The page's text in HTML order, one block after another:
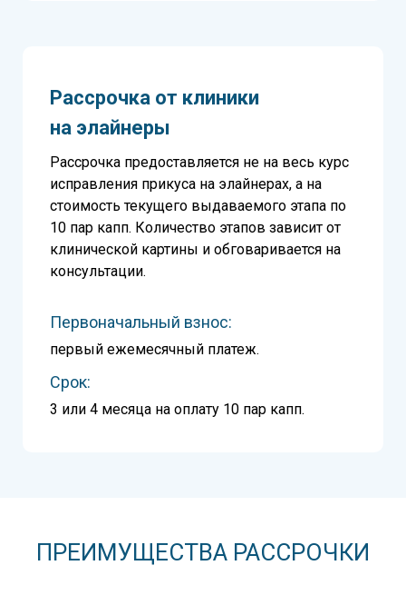
Рассрочка от клиники
на элайнеры
Рассрочка предоставляется не на весь курс
исправления прикуса на элайнерах, а на
стоимость текущего выдаваемого этапа по
10 пар капп. Количество этапов зависит от
клинической картины и обговаривается на
консультации.
Первоначальный взнос:
первый ежемесячный платеж.
Срок:
3 или 4 месяца на оплату 10 пар капп.
ПРЕИМУЩЕСТВА РАССРОЧКИ